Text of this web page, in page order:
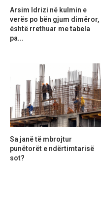
Arsim Idrizi në kulmin e
verës po bën gjum dimëror,
është rrethuar me tabela
pa...
Sa janë të mbrojtur
punëtorët e ndërtimtarisë
sot?